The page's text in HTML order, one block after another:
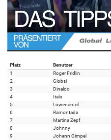
Platz Benutzer
1
Roger Fridlin
2
Globsi
3
Dinaldo
4
Italo
5
Löwenanteil
6
Ramontada
7
Martina Zepf
8
Johnny
9
Johann Gimpel